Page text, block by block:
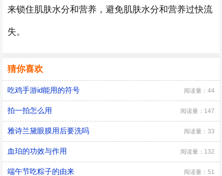
来锁住肌肤水分和营养，避免肌肤水分和营养过快流
失。
猜你喜欢
吃鸡手游id能用的符号 阅读量：44
拍一拍怎么用 阅读量：147
雅诗兰黛眼膜用后要洗吗 阅读量：33
血珀的功效与作用 阅读量：132
端午节吃粽子的由来 阅读量：51